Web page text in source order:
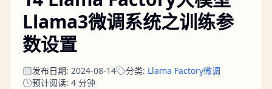
Llama3微调系统之训练参
数设置
发布日期: 2024-08-14 分类: Llama Factory微调
预计阅读: 4 分钟